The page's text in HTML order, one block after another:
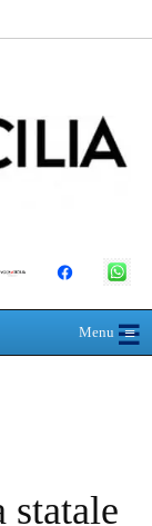
Menu≡
☰
statale